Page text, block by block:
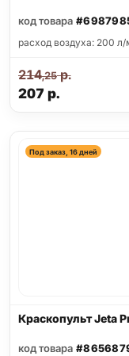
код товара
расход воздуха: 200
207 р.
214,25р.
Под заказ, 16 дней
Краскопульт Jeta
код товара